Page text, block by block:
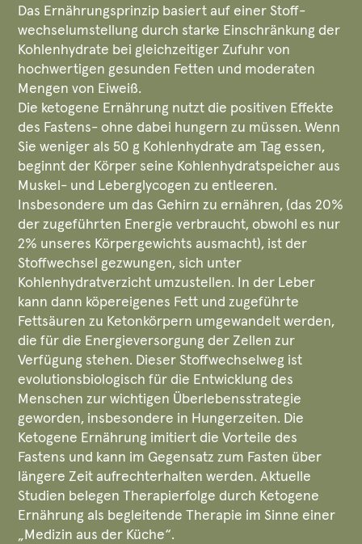
Das Ernährungsprinzip basiert auf einer Stoff­
wechsel­umstellung durch starke Einschränkung der
Kohlenhydrate bei gleichzeitiger Zufuhr von
hochwertigen gesunden Fetten und moderaten
Mengen von Eiweiß.
Die ketogene Ernährung nutzt die positiven Effekte
des Fastens- ohne dabei hungern zu müssen. Wenn
Sie weniger als 50 g Kohlenhydrate am Tag essen,
beginnt der Körper seine Kohlenhydratspeicher aus
Muskel- und Leberglycogen zu entleeren.
Insbesondere um das Gehirn zu ernähren, (das 20%
der zugeführten Energie verbraucht, obwohl es nur
2% unseres Körpergewichts ausmacht), ist der
Stoffwechsel gezwungen, sich unter
Kohlenhydratverzicht umzustellen. In der Leber
kann dann köpereigenes Fett und zugeführte
Fettsäuren zu Ketonkörpern umgewandelt werden,
die für die Energieversorgung der Zellen zur
Verfügung stehen. Dieser Stoffwechselweg ist
evolutionsbiologisch für die Entwicklung des
Menschen zur wichtigen Überlebensstrategie
geworden, insbesondere in Hungerzeiten. Die
Ketogene Ernährung imitiert die Vorteile des
Fastens und kann im Gegensatz zum Fasten über
längere Zeit aufrechterhalten werden. Aktuelle
Studien belegen Therapierfolge durch Ketogene
Ernährung als begleitende Therapie im Sinne einer
„Medizin aus der Küche“.